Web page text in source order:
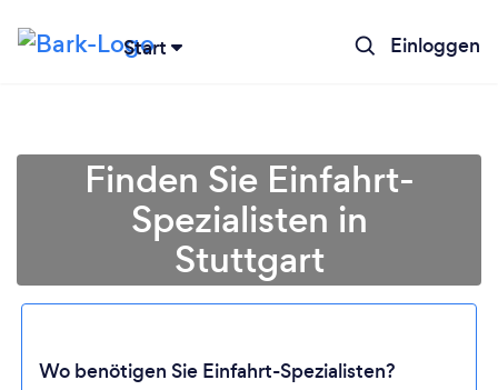
Start Einloggen
Finden Sie Einfahrt-
Spezialisten in
Stuttgart
Wo benötigen Sie Einfahrt-Spezialisten?